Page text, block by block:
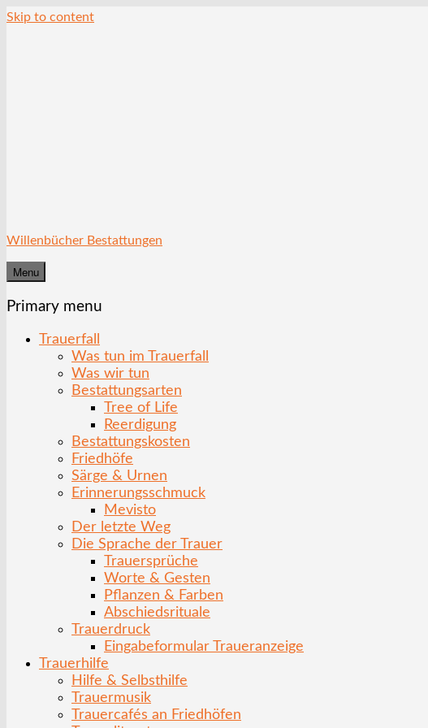
Skip to content
Willenbücher Bestattungen
Menu
Primary menu
Trauerfall
Was tun im Trauerfall
Was wir tun
Bestattungsarten
Tree of Life
Reerdigung
Bestattungskosten
Friedhöfe
Särge & Urnen
Erinnerungsschmuck
Mevisto
Der letzte Weg
Die Sprache der Trauer
Trauersprüche
Worte & Gesten
Pflanzen & Farben
Abschiedsrituale
Trauerdruck
Eingabeformular Traueranzeige
Trauerhilfe
Hilfe & Selbsthilfe
Trauermusik
Trauercafés an Friedhöfen